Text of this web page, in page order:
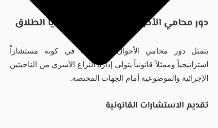
دور محامي الأحوال الشخصية في قضايا الطلاق
يتمثل دور محامي الأحوال الشخصية في كونه مستشاراً
استراتيجياً وممثلاً قانونياً يتولى إدارة النزاع الأسري من الناحيتين
الإجرائية والموضوعية أمام الجهات المختصة.
تقديم الاستشارات القانونية